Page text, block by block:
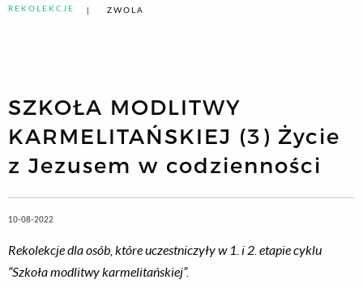
REKOLEKCJE ZWOLA
SZKOŁA MODLITWY
KARMELITAŃSKIEJ (3) Życie
z Jezusem w codzienności
10-08-2022
Rekolekcje dla osób, które uczestniczyły w 1. i 2. etapie cyklu
“Szkoła modlitwy karmelitańskiej”.